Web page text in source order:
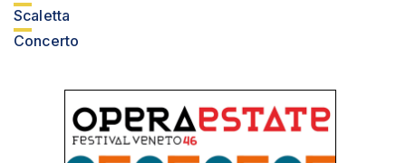
Scaletta
Concerto